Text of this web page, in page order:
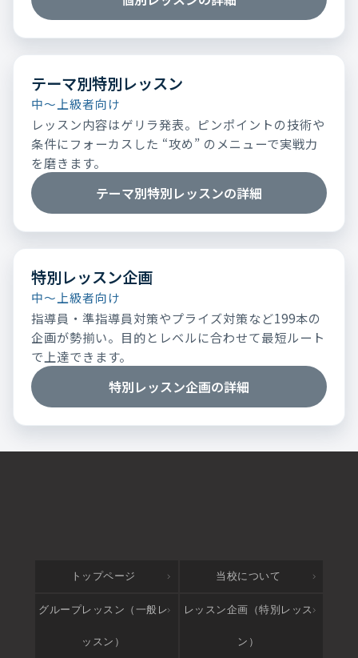
テーマ別特別レッスン
中～上級者向け
レッスン内容はゲリラ発表。ピンポイントの技術や
条件にフォーカスした “攻め” のメニューで実戦力
を磨きます。
テーマ別特別レッスンの詳細
特別レッスン企画
中～上級者向け
指導員・準指導員対策やプライズ対策など199本の
企画が勢揃い。目的とレベルに合わせて最短ルート
で上達できます。
特別レッスン企画の詳細
トップページ 当校について
グループレッスン（一般レ
ッスン）
レッスン企画（特別レッス
ン）